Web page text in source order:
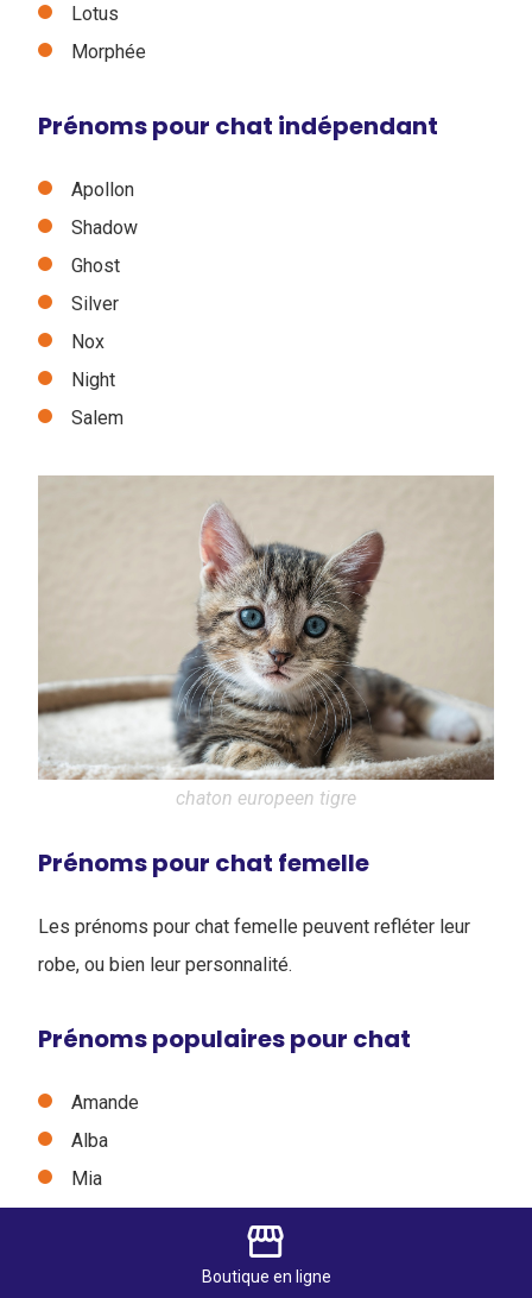
Lotus
Morphée
Prénoms pour chat indépendant
Apollon
Shadow
Ghost
Silver
Nox
Night
Salem
chaton europeen tigre
Prénoms pour chat femelle
Les prénoms pour chat femelle peuvent refléter leur
robe, ou bien leur personnalité.
Prénoms populaires pour chat
Amande
Alba
Mia
storefront
Boutique en ligne